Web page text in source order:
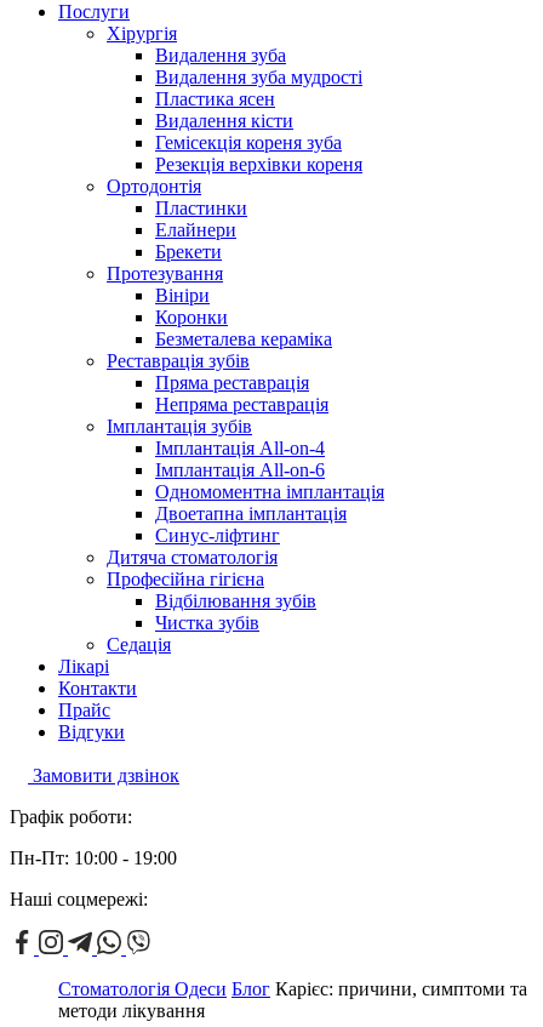
Послуги
Хірургія
Видалення зуба
Видалення зуба мудрості
Пластика ясен
Видалення кісти
Гемісекція кореня зуба
Резекція верхівки кореня
Ортодонтія
Пластинки
Елайнери
Брекети
Протезування
Вініри
Коронки
Безметалева кераміка
Реставрація зубів
Пряма реставрація
Непряма реставрація
Імплантація зубів
Імплантація All-on-4
Імплантація All-on-6
Одномоментна імплантація
Двоетапна імплантація
Синус-ліфтинг
Дитяча стоматологія
Професійна гігієна
Відбілювання зубів
Чистка зубів
Седація
Лікарі
Контакти
Прайс
Відгуки
Замовити дзвінок
Графік роботи:
Пн-Пт: 10:00 - 19:00
Наші соцмережі:
Стоматологія Одеси Блог Карієс: причини, симптоми та
методи лікування